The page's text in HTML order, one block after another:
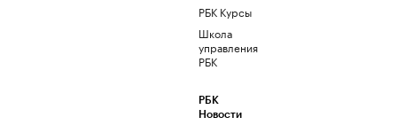
РБК Курсы
Школа
управления
РБК
РБК
Новости